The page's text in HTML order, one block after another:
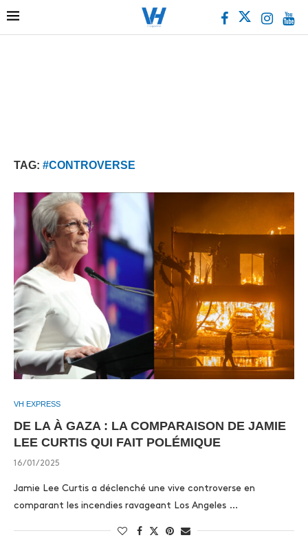
TAG: #CONTROVERSE
VH EXPRESS
DE LA À GAZA : LA COMPARAISON DE JAMIE
LEE CURTIS QUI FAIT POLÉMIQUE
16/01/2025
Jamie Lee Curtis a déclenché une vive controverse en
comparant les incendies ravageant Los Angeles …